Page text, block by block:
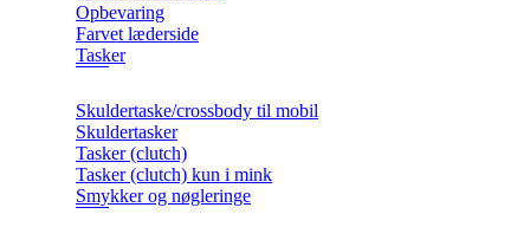
Opbevaring
Farvet læderside
Tasker
Skuldertaske/crossbody til mobil
Skuldertasker
Tasker (clutch)
Tasker (clutch) kun i mink
Smykker og nøgleringe